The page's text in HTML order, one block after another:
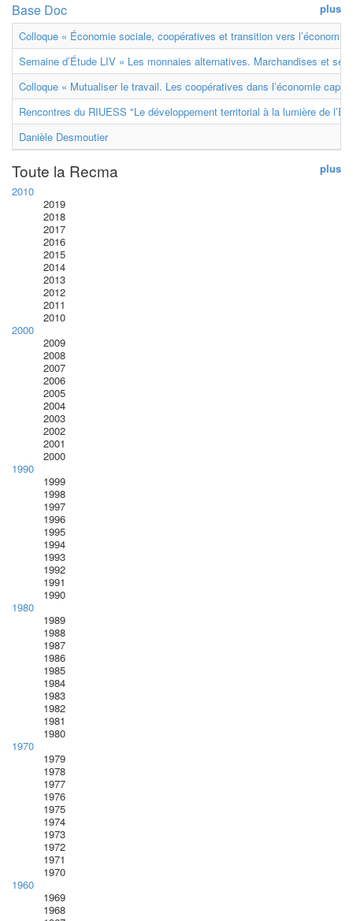
plus
Base Doc
Colloque « Économie sociale, coopératives et transition vers
Semaine d’Étude LIV « Les monnaies alternatives. Marchandises et
Colloque « Mutualiser le travail. Les coopératives dans l’économie
Rencontres du RIUESS "Le développement territorial à la lumière de
Danièle Desmoutier
plus
Toute la Recma
2010
2019
2018
2017
2016
2015
2014
2013
2012
2011
2010
2000
2009
2008
2007
2006
2005
2004
2003
2002
2001
2000
1990
1999
1998
1997
1996
1995
1994
1993
1992
1991
1990
1980
1989
1988
1987
1986
1985
1984
1983
1982
1981
1980
1970
1979
1978
1977
1976
1975
1974
1973
1972
1971
1970
1960
1969
1968